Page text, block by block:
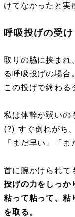
けてなかったと実
呼吸投げの受け
取りの脇に挟まれ
る呼吸投げの場合。
この投げで終わる
私は体幹が弱いの
(?) すぐ倒れがち。
「まだ早い」「
首に腕かけられて
投げの力をしっか
粘って粘って、粘
を取る。